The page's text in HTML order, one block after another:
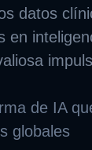
datos
en
de IA
globales